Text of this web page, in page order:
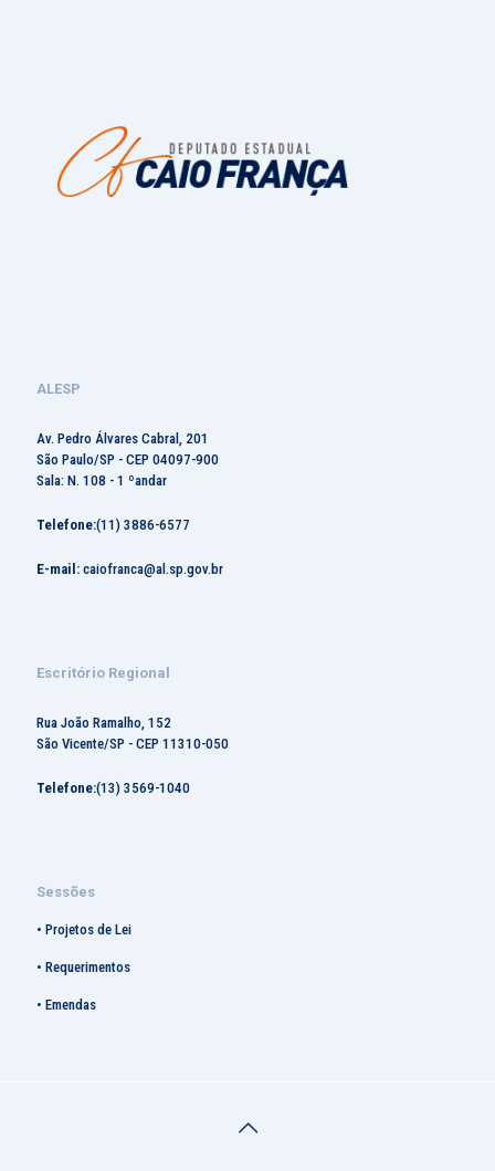
ALESP
Av. Pedro Álvares Cabral, 201
São Paulo/SP - CEP 04097-900
Sala: N. 108 - 1 ºandar
Telefone:(11) 3886-6577
E-mail: caiofranca@al.sp.gov.br
Escritório Regional
Rua João Ramalho, 152
São Vicente/SP - CEP 11310-050
Telefone:(13) 3569-1040
Sessões
• Projetos de Lei
• Requerimentos
• Emendas